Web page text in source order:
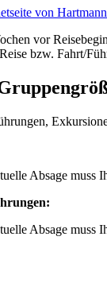
von
vor
bzw. Fahrt/
Absage muss
Absage muss